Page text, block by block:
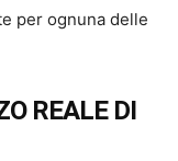
per ognuna delle
REALE DI